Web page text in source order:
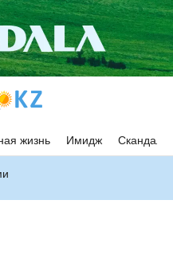
жизнь Имидж Скандалы